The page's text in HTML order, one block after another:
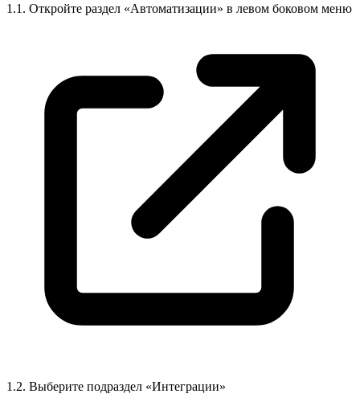
1.1. Откройте раздел «Автоматизации» в левом боковом меню
1.2. Выберите подраздел «Интеграции»